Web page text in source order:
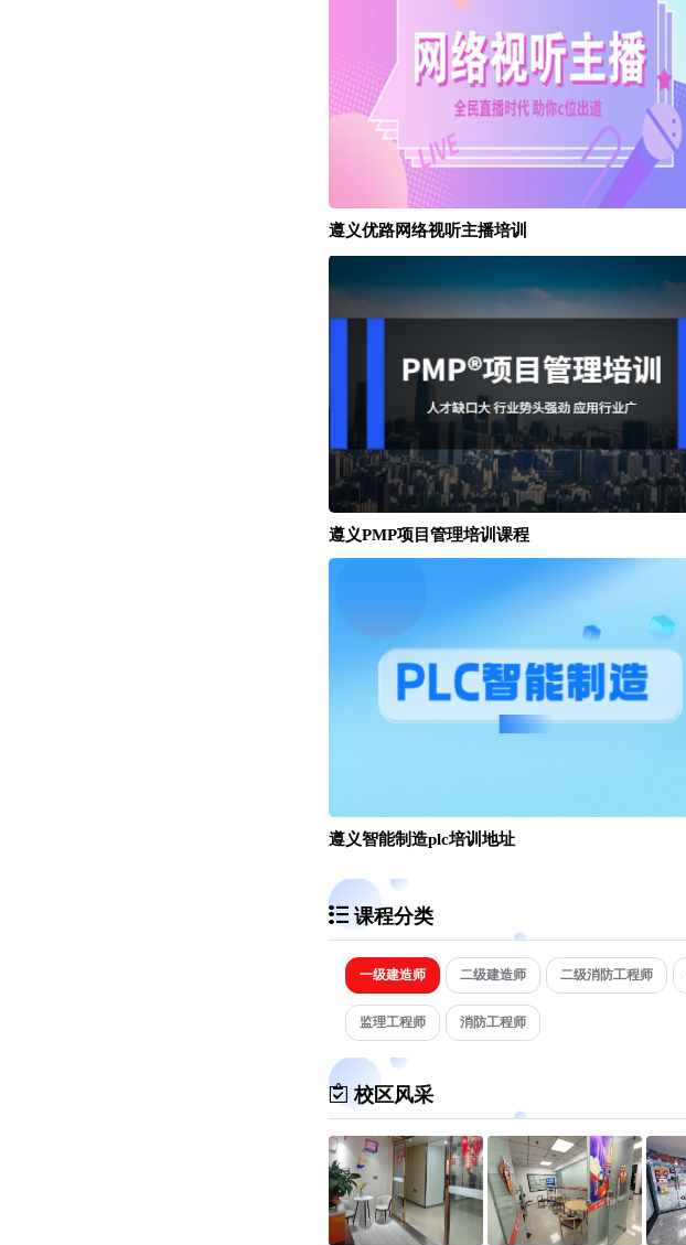
遵义优路网络视听主播培训
遵义PMP项目管理培训课程
遵义智能制造plc培训地址
课程分类
一级建造师 二级建造师 二级消防工程师
监理工程师 消防工程师
校区风采